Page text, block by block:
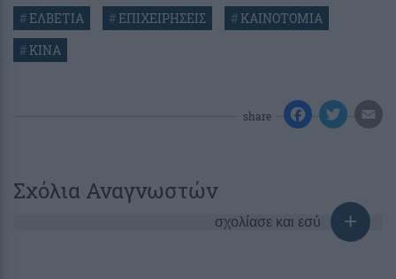
#ΕΛΒΕΤΙΑ #ΕΠΙΧΕΙΡΗΣΕΙΣ #ΚΑΙΝΟΤΟΜΙΑ
#ΚΙΝΑ
share
Σχόλια Αναγνωστών
σχολίασε και εσύ